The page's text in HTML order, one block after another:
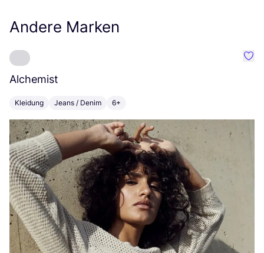
Andere Marken
Alchemist
Kleidung Jeans / Denim 6+